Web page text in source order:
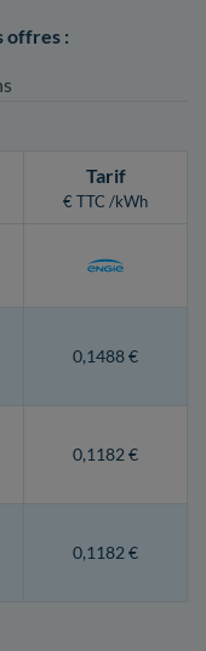
offres :
Tarif
€ TTC /kWh
0,1488 €
0,1182 €
0,1182 €